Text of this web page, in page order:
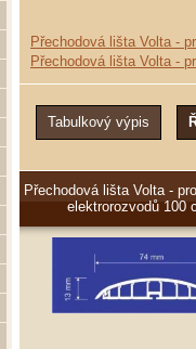
Přechodová lišta Volta -
Přechodová lišta Volta -
Přechodová lišta Volta -
elektrorozvodů 100